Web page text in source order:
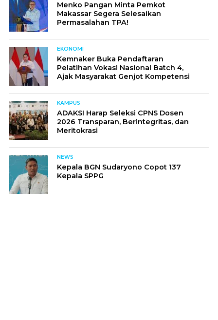
Menko Pangan Minta Pemkot
Makassar Segera Selesaikan
Permasalahan TPA!
EKONOMI
Kemnaker Buka Pendaftaran
Pelatihan Vokasi Nasional Batch 4,
Ajak Masyarakat Genjot Kompetensi
KAMPUS
ADAKSI Harap Seleksi CPNS Dosen
2026 Transparan, Berintegritas, dan
Meritokrasi
NEWS
Kepala BGN Sudaryono Copot 137
Kepala SPPG